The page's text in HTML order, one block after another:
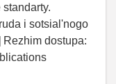
i sotsial'nogo
dostupa: